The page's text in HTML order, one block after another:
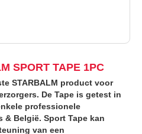
SPORT TAPE 1PC
STARBALM product voor
De Tape is getest in
professionele
België. Sport Tape kan
van een